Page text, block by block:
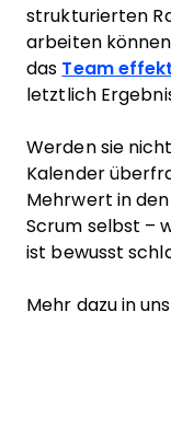
strukturierten
arbeiten
das Team
letztlich
Werden sie
Kalender
Mehrwert in
Scrum selbst –
ist bewusst
Mehr dazu in